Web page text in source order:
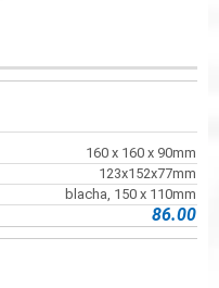
WYMIARY
WEWNĘTRZNE
PŁYTA
MONTAŻOWA
160 x 160 x 90mm
123x152x77mm
blacha, 150 x 110mm
86.00